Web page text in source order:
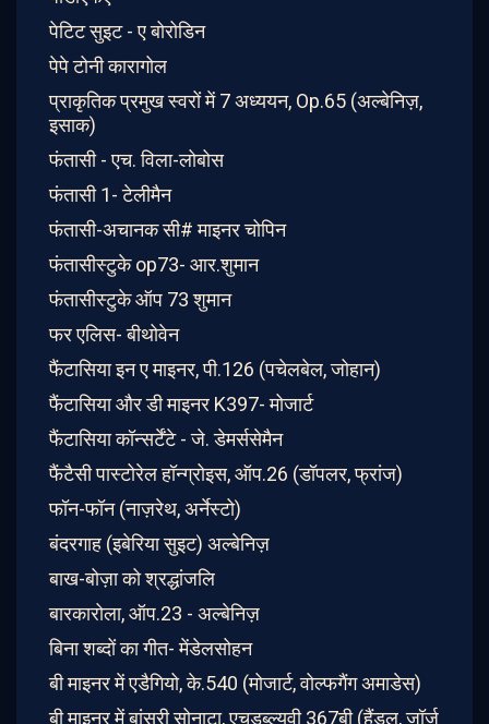
पेटिट सुइट - ए बोरोडिन
पेपे टोनी कारागोल
प्राकृतिक प्रमुख स्वरों में 7 अध्ययन, Op.65 (अल्बेनिज़,
इसाक)
फंतासी - एच. विला-लोबोस
फंतासी 1- टेलीमैन
फंतासी-अचानक सी# माइनर चोपिन
फंतासीस्टुके op73- आर.शुमान
फंतासीस्टुके ऑप 73 शुमान
फर एलिस- बीथोवेन
फैंटासिया इन ए माइनर, पी.126 (पचेलबेल, जोहान)
फैंटासिया और डी माइनर K397- मोजार्ट
फैंटासिया कॉन्सर्टेंटे - जे. डेमर्ससेमैन
फैंटैसी पास्टोरेल हॉन्ग्रोइस, ऑप.26 (डॉपलर, फ्रांज)
फॉन-फॉन (नाज़रेथ, अर्नेस्टो)
बंदरगाह (इबेरिया सुइट) अल्बेनिज़
बाख-बोज़ा को श्रद्धांजलि
बारकारोला, ऑप.23 - अल्बेनिज़
बिना शब्दों का गीत- मेंडेलसोहन
बी माइनर में एडैगियो, के.540 (मोजार्ट, वोल्फगैंग अमाडेस)
बी माइनर में बांसुरी सोनाटा, एचडब्ल्यूवी 367बी (हैंडल, जॉर्ज